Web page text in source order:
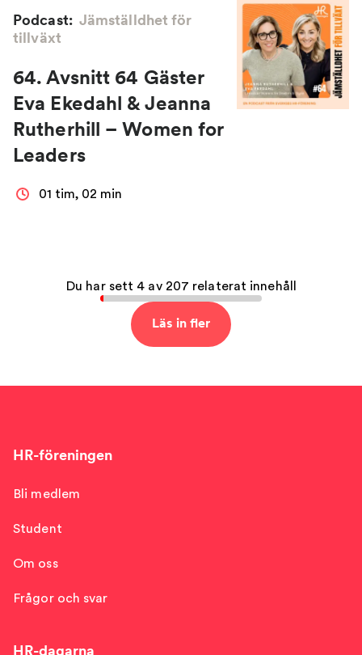
Podcast: Jämställdhet för
tillväxt
64. Avsnitt 64 Gäster
Eva Ekedahl & Jeanna
Rutherhill – Women for
Leaders
01 tim, 02 min
Du har sett 4 av 207 relaterat innehåll
Läs in fler
HR-föreningen
Bli medlem
Student
Om oss
Frågor och svar
HR-dagarna